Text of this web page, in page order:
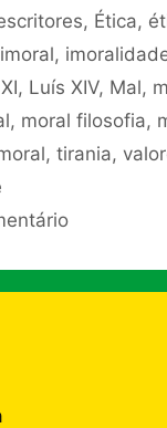
, Ética,
imoral,
, Luís XIV, Mal,
, moral filosofia,
, tirania,